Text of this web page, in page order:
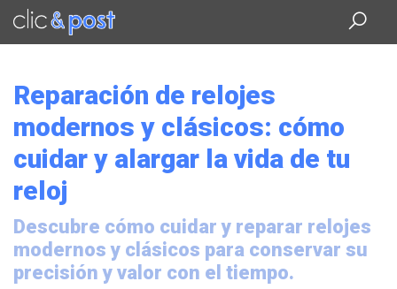
Saltar
contenido
Reparación de relojes
modernos y clásicos: cómo
cuidar y alargar la vida de tu
reloj
Descubre cómo cuidar y reparar relojes
modernos y clásicos para conservar su
precisión y valor con el tiempo.